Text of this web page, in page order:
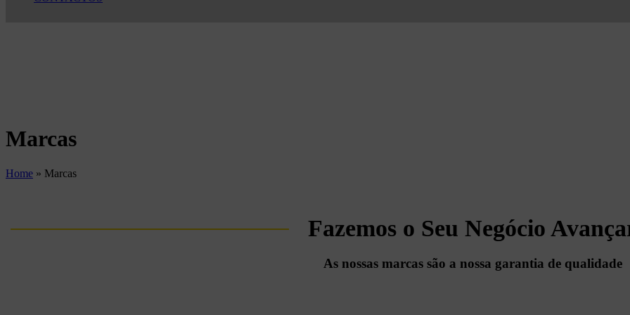
Marcas
Home » Marcas
Fazemos o Seu Negócio
As nossas marcas são a nossa garantia de qualidade